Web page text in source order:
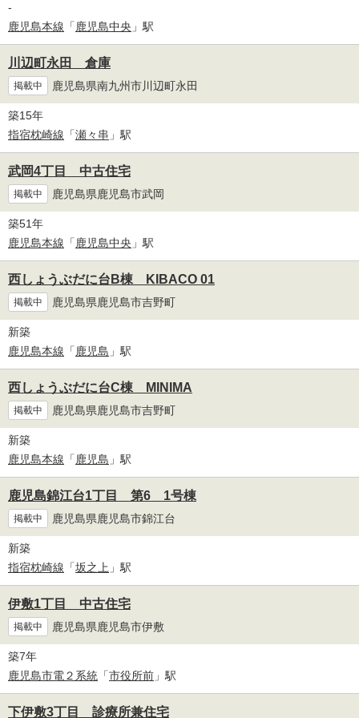
-
鹿児島本線 「鹿児島中央 」駅
川辺町永田 倉庫
掲載中 鹿児島県南九州市川辺町永田
築15年
指宿枕崎線 「瀬々串 」駅
武岡4丁目 中古住宅
掲載中 鹿児島県鹿児島市武岡
築51年
鹿児島本線 「鹿児島中央 」駅
西しょうぶだに台B棟 KIBACO 01
掲載中 鹿児島県鹿児島市吉野町
新築
鹿児島本線 「鹿児島 」駅
西しょうぶだに台C棟 MINIMA
掲載中 鹿児島県鹿児島市吉野町
新築
鹿児島本線 「鹿児島 」駅
鹿児島錦江台1丁目 第6 1号棟
掲載中 鹿児島県鹿児島市錦江台
新築
指宿枕崎線 「坂之上 」駅
伊敷1丁目 中古住宅
掲載中 鹿児島県鹿児島市伊敷
築7年
鹿児島市電２系統 「市役所前 」駅
下伊敷3丁目 診療所兼住宅